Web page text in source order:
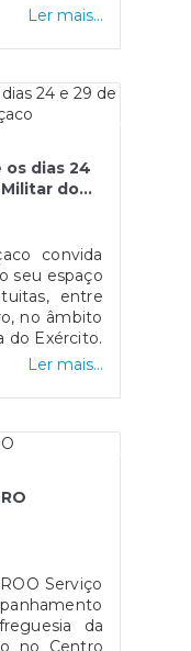
Ler mais...
convida
seu espaço
entre
no âmbito
do Exército.
Ler mais...
Serviço
da
no Centro